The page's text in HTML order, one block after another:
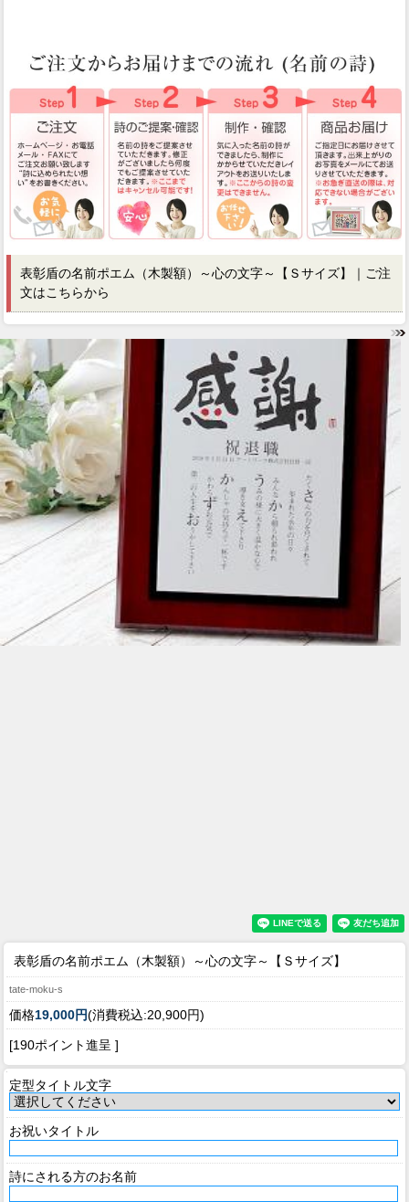
表彰盾の名前ポエム（木製額）～心の文字～【Ｓサイズ】｜ご注
文はこちらから
表彰盾の名前ポエム（木製額）～心の文字～【Ｓサイズ】
tate-moku-s
価格19,000円(消費税込:20,900円)
[190ポイント進呈 ]
定型タイトル文字
お祝いタイトル
詩にされる方のお名前